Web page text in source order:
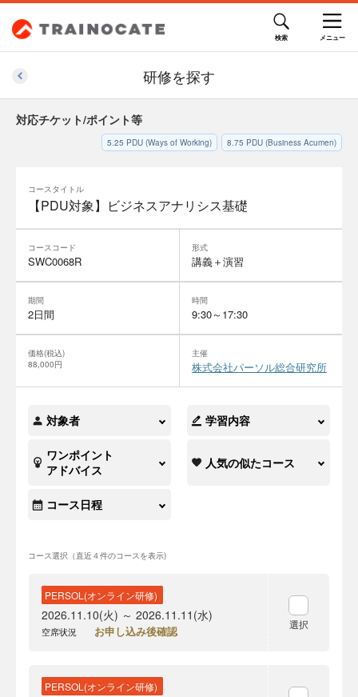
研修を探す
対応チケット/ポイント等
8.75 PDU (Business Acumen)
5.25 PDU (Ways of Working)
コースタイトル
【PDU対象】ビジネスアナリシス基礎
コースコード
SWC0068R
形式
講義＋演習
期間
2日間
時間
9:30～17:30
価格(税込)
88,000円
主催
株式会社パーソル総合研究所
対象者 学習内容
ワンポイント
アドバイス
人気の似たコース
コース日程
コース選択（直近４件のコースを表示)
PERSOL(オンライン研修)
2026.11.10(火) ～ 2026.11.11(水)
空席状況 お申し込み後確認 選択
PERSOL(オンライン研修)